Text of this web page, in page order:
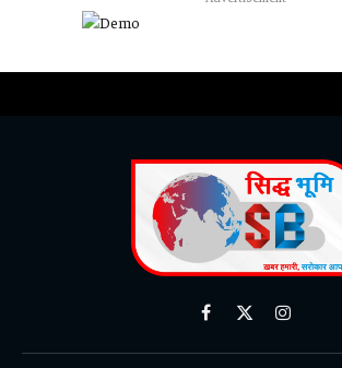
Facebook
X
Instagram